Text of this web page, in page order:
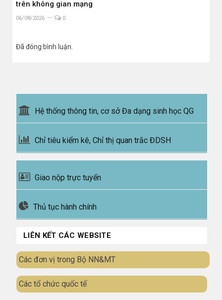
trên không gian mạng
06/08/2026 0
Đã đóng bình luận.
Hệ thống thông tin, cơ sở Đa dạng sinh học QG
Chỉ tiêu kiểm kê, Chỉ thị quan trắc ĐDSH
Giao nộp trực tuyến
Thủ tục hành chính
LIÊN KẾT CÁC WEBSITE
Các đơn vị trong Bộ NN&MT
Các tổ chức quốc tế